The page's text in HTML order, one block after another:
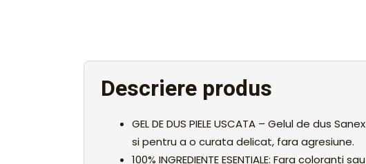
Descriere produs
GEL DE DUS PIELE USCATA – Gelul de dus
si pentru a o curata delicat, fara agresiune.
100% INGREDIENTE ESENTIALE: Fara